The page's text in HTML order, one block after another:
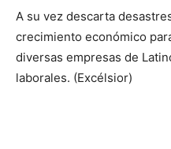
A su vez descarta
crecimiento económico
diversas empresas de
laborales. (Excélsior)